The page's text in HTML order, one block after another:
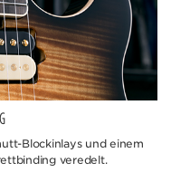
Blockinlays und einem
veredelt.